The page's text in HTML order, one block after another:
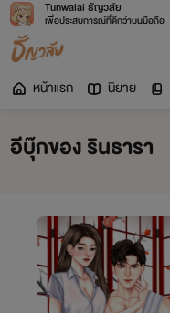
Tunwalai ธัญวลัย
เพื่อประสบการณ์ที่ดีกว่าบนมือถือ
หน้าแรก นิยาย
อีบุ๊กของ รินธารา